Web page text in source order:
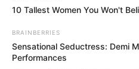
10 Tallest Women You Won't
BRAINBERRIES
Sensational Seductress: Demi
Performances